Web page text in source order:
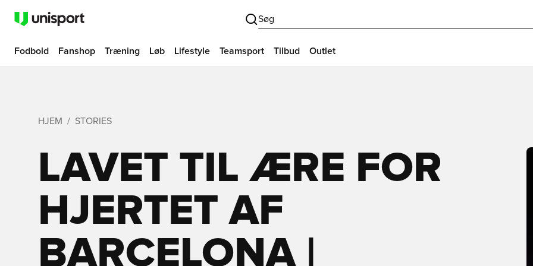
Søg
Fodbold Fanshop Træning Løb Lifestyle Teamsport Tilbud Outlet
HJEM STORIES
LAVET TIL ÆRE FOR
HJERTET AF
BARCELONA |